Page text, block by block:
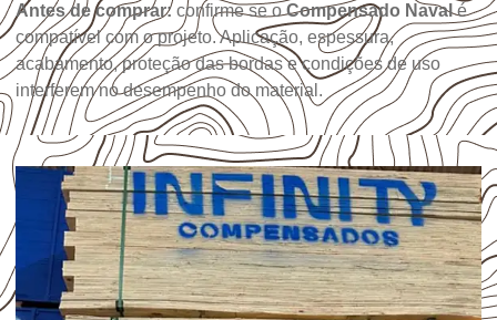
Antes de comprar:confirme se oCompensado Navalé
compatível com o projeto. Aplicação, espessura,
acabamento, proteção das bordas e condições de uso
interferem no desempenho do material.